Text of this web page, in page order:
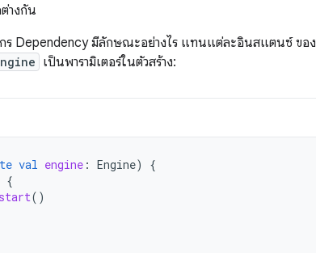
างกัน
ร Dependency มีลักษณะอย่างไร แทนแต่ละอินสแตนซ์ ของ
เป็นพารามิเตอร์ในตัวสร้าง:
val engine : Engine)
{
{
start()